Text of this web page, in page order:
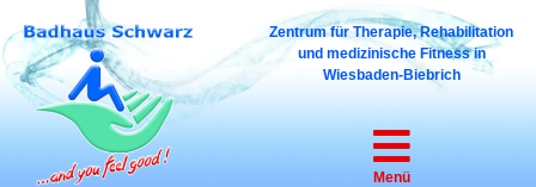
Zentrum für Therapie, Reha­bilitation
und medizinische Fitness in
Wiesbaden-Biebrich
Menü